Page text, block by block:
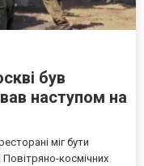
був
наступом на
міг бути
космічних